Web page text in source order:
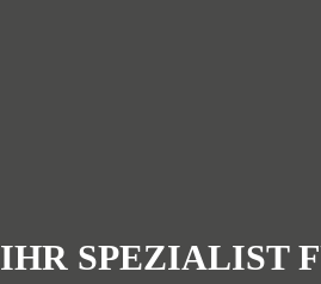
IHR SPEZIALIST